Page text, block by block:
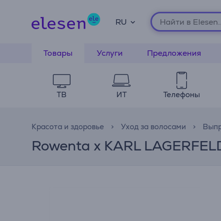
RU
Товары Услуги Предложения
ТВ ИТ Телефоны
Красота и здоровье Уход за волосами
Rowenta x KARL